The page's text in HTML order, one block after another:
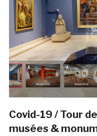
Covid-19 / Tour
musées &